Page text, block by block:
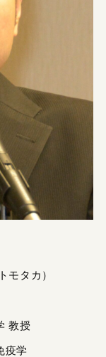
タカ）
教授
疫学